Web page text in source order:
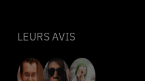
LEURS AVIS